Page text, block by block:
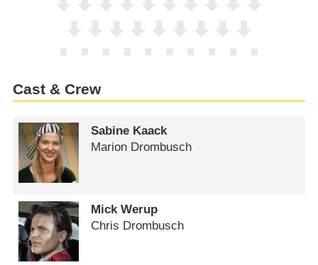
Cast & Crew
Sabine Kaack
Marion Drombusch
Mick Werup
Chris Drombusch